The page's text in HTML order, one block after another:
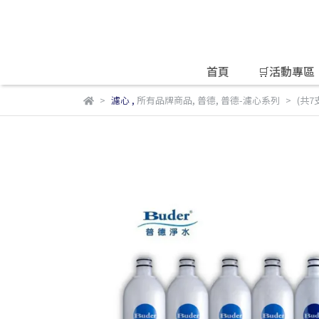
首頁 🛒活動專區
濾心, 所有品牌商品, 普德, 普德-濾心系列 (共7